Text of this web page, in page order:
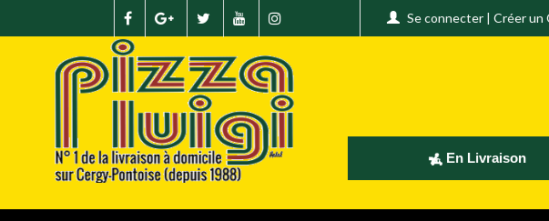
Se connecter| Créer un
En Livraison